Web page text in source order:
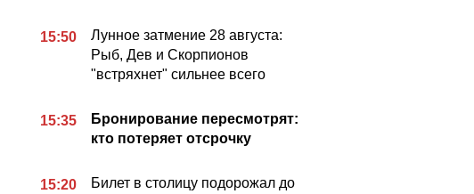
15:50
Лунное затмение 28 августа:
Рыб, Дев и Скорпионов
"встряхнет" сильнее всего
15:35
Бронирование пересмотрят:
кто потеряет отсрочку
15:20
Билет в столицу подорожал до